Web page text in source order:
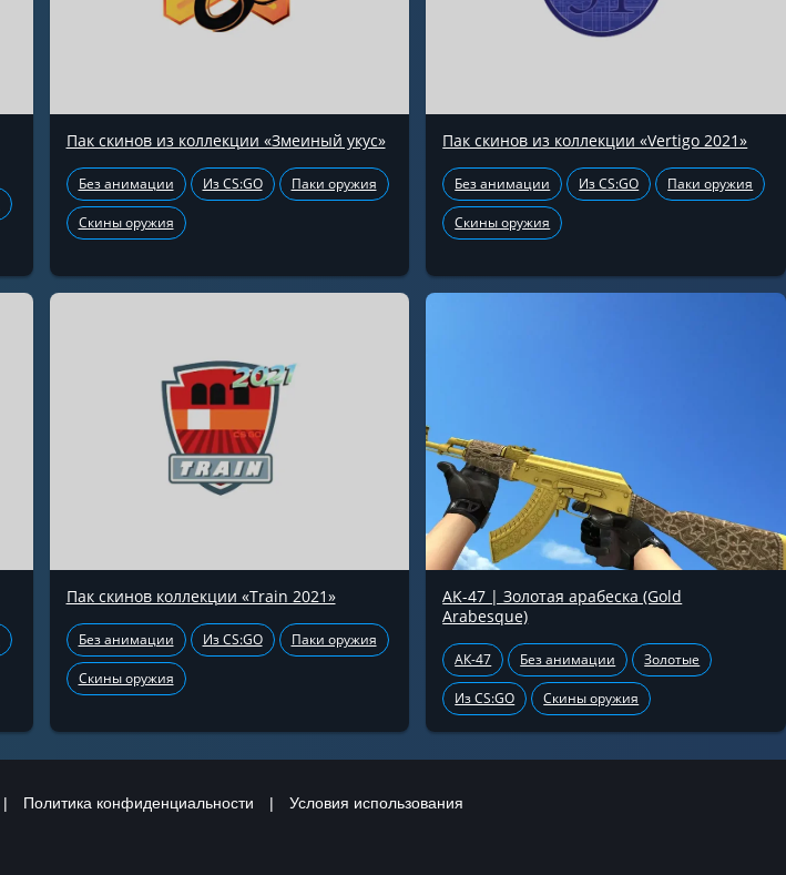
Пак скинов из коллекции «Змеиный укус»
Без анимации Из CS:GO Паки оружия
Скины оружия
Пак скинов из коллекции «Vertigo 2021»
Без анимации Из CS:GO Паки оружия
Скины оружия
Пак скинов коллекции «Train 2021»
Без анимации Из CS:GO Паки оружия
Скины оружия
AK-47 | Золотая арабеска (Gold
Arabesque)
АК-47 Без анимации Золотые
Из CS:GO Скины оружия
| Политика конфиденциальности | Условия использования